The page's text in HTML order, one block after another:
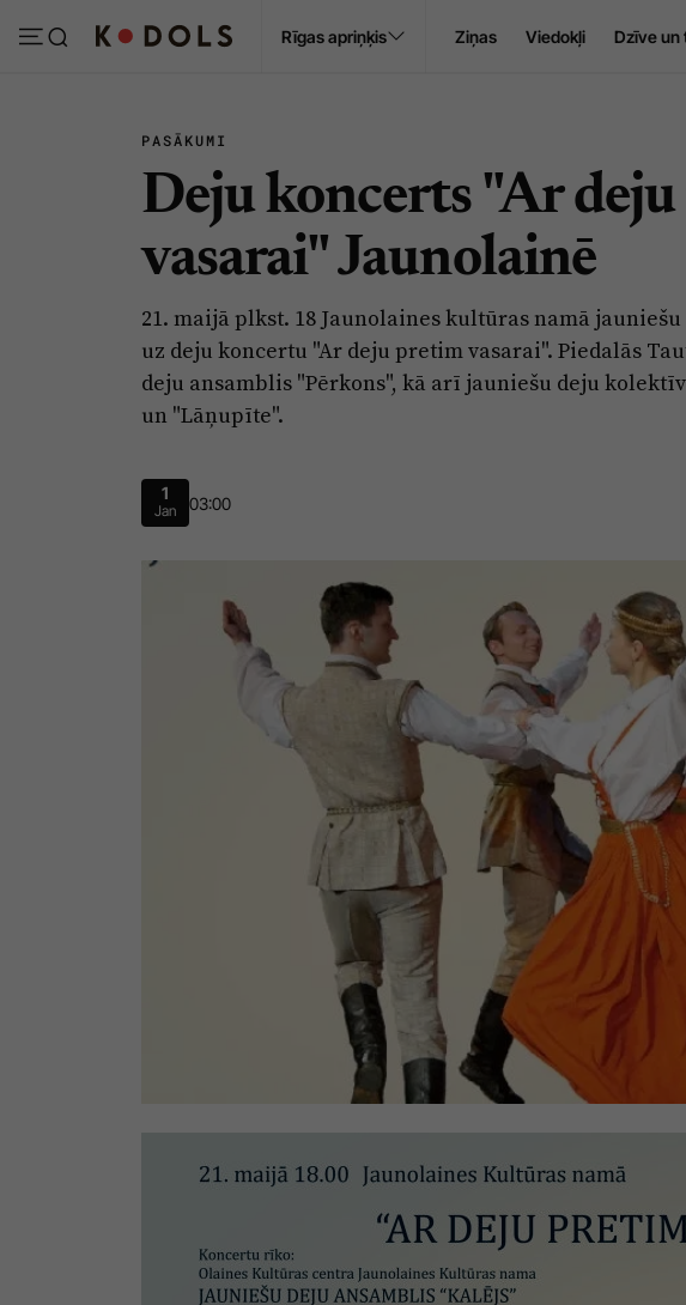
Rīgas apriņķis Ziņas Viedokļi Dzīve un
PASĀKUMI
Deju koncerts "Ar
vasarai" Jaunolainē
21. maijā plkst. 18 Jaunolaines kultūras namā
uz deju koncertu "Ar deju pretim vasarai". Piedalās
deju ansamblis "Pērkons", kā arī jauniešu deju
un "Lāņupīte".
1
Jan 03:00